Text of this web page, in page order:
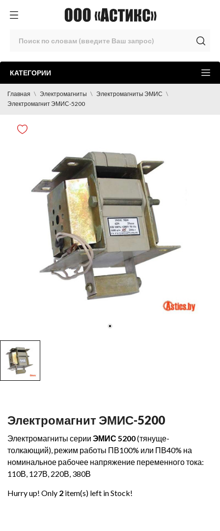
КАТЕГОРИИ
Главная Электромагниты
Электромагниты ЭМИС
Электромагнит ЭМИС-5200
Электромагнит ЭМИС-5200
Электромагниты серии ЭМИС 5200(тянуще-
толкающий), режим работы ПВ100% или ПВ40% на
номинальное рабочее напряжение переменного тока:
110В, 127В, 220В, 380В
Hurry up! Only 2 item(s) left in Stock!